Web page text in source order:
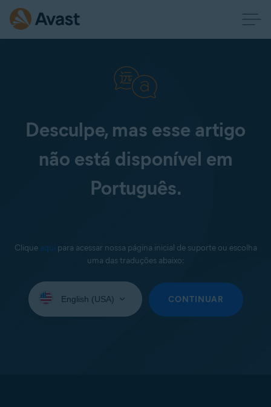
Desculpe, mas esse artigo
não está disponível em
Português.
Clique aqui para acessar nossa página inicial de suporte ou escolha
uma das traduções abaixo:
seu
CONTINUAR